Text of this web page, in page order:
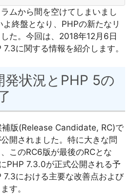
ムから間を空けてしまいまし
終盤となり、PHPの新たなリ
た。今回は、2018年12月6日
に関する情報を紹介します。
発状況とPHP 5の
補版(Release Candidate, RC)で
開されました。特に大きな問
このRC6版が最後のRCとな
PHP 7.3.0が正式公開される予
7.3における主要な改善点および
す。